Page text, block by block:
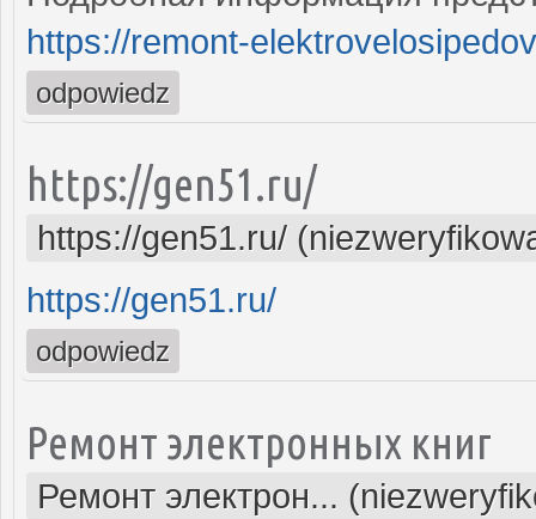
https://remont-
odpowiedz
https://gen51.ru/
https://gen51.ru/
https://gen51.ru/
odpowiedz
Ремонт электронных книг
Ремонт электрон...